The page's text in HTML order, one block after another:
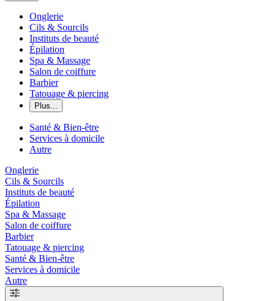
Onglerie
Cils & Sourcils
Instituts de beauté
Épilation
Spa & Massage
Salon de coiffure
Barbier
Tatouage & piercing
Plus...
Santé & Bien-être
Services à domicile
Autre
Onglerie
Cils & Sourcils
Instituts de beauté
Épilation
Spa & Massage
Salon de coiffure
Barbier
Tatouage & piercing
Santé & Bien-être
Services à domicile
Autre